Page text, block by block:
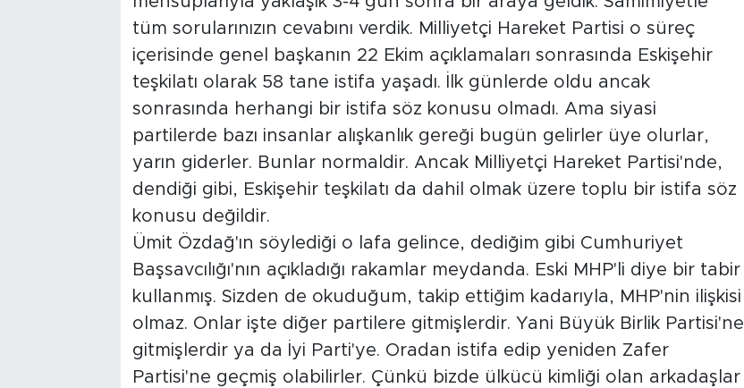
tüm sorularınızın cevabını verdik. Milliyetçi Hareket Partisi o süreç
içerisinde genel başkanın 22 Ekim açıklamaları sonrasında Eskişehir
teşkilatı olarak 58 tane istifa yaşadı. İlk günlerde oldu ancak
sonrasında herhangi bir istifa söz konusu olmadı. Ama siyasi
partilerde bazı insanlar alışkanlık gereği bugün gelirler üye olurlar,
yarın giderler. Bunlar normaldir. Ancak Milliyetçi Hareket Partisi'nde,
dendiği gibi, Eskişehir teşkilatı da dahil olmak üzere toplu bir istifa söz
konusu değildir.
Ümit Özdağ'ın söylediği o lafa gelince, dediğim gibi Cumhuriyet
Başsavcılığı'nın açıkladığı rakamlar meydanda. Eski MHP'li diye bir tabir
kullanmış. Sizden de okuduğum, takip ettiğim kadarıyla, MHP'nin ilişkisi
olmaz. Onlar işte diğer partilere gitmişlerdir. Yani Büyük Birlik Partisi'ne
gitmişlerdir ya da İyi Parti'ye. Oradan istifa edip yeniden Zafer
Partisi'ne geçmiş olabilirler. Çünkü bizde ülkücü kimliği olan arkadaşlar